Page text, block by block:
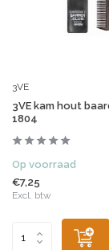
3VE
3VE kam hout
1804
Op voorraad
€7,25
Excl. btw